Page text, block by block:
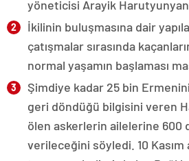
yöneticisi Arayik
İkilinin buluşmasına dair
çatışmalar sırasında
normal yaşamın başlaması
Şimdiye kadar 25 bin
geri döndüğü bilgisini veren
ölen askerlerin ailelerine 600
verileceğini söyledi. 10